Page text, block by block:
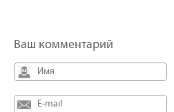
Ваш комментарий